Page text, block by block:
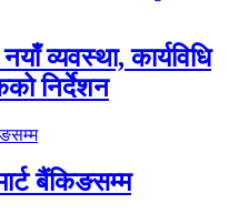
व्यवस्था, कार्यविधि
निर्देशन
बैंकिङसम्म